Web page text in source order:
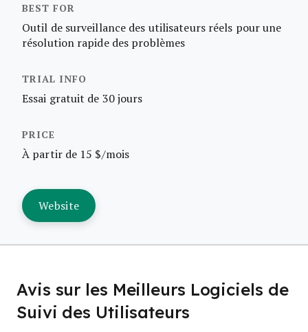
Outil de surveillance des utilisateurs réels pour une
résolution rapide des problèmes
Essai gratuit de 30 jours
À partir de 15 $/mois
Website
Avis sur les Meilleurs Logiciels de
Suivi des Utilisateurs